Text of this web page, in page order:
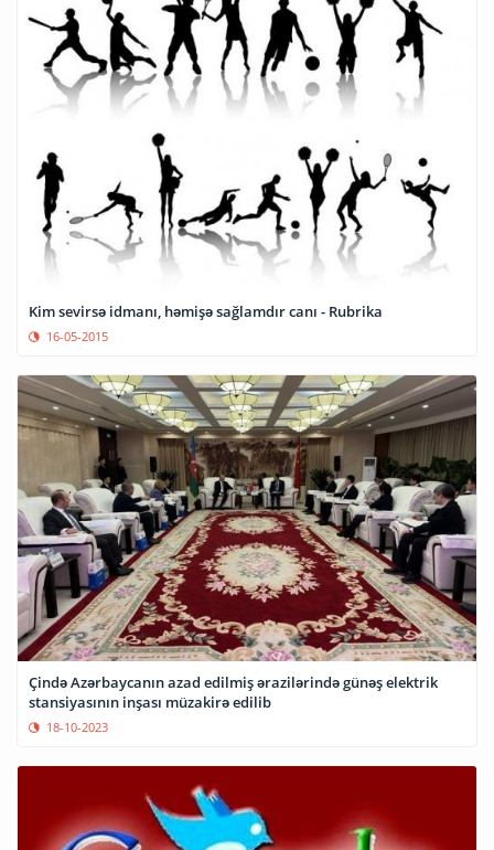
Kim sevirsə idmanı, həmişə sağlamdır canı - Rubrika
16-05-2015
Çində Azərbaycanın azad edilmiş ərazilərində günəş elektrik
stansiyasının inşası müzakirə edilib
18-10-2023